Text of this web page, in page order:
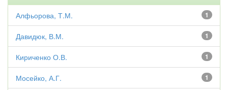
1
Алфьорова, Т.М.
1
Давидюк, В.М.
1
Кириченко О.В.
1
Мосейко, А.Г.